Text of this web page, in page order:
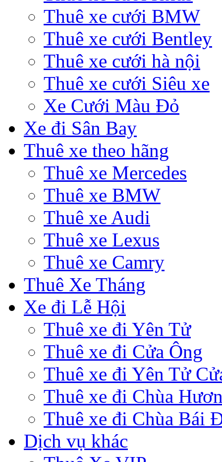
Thuê xe cưới BMW
Thuê xe cưới Bentley
Thuê xe cưới hà nội
Thuê xe cưới Siêu xe
Xe Cưới Màu Đỏ
Xe đi Sân Bay
Thuê xe theo hãng
Thuê xe Mercedes
Thuê xe BMW
Thuê xe Audi
Thuê xe Lexus
Thuê xe Camry
Thuê Xe Tháng
Xe đi Lễ Hội
Thuê xe đi Yên Tử
Thuê xe đi Cửa Ông
Thuê xe đi Yên Tử
Thuê xe đi Chùa
Thuê xe đi Chùa Bái
Dịch vụ khác